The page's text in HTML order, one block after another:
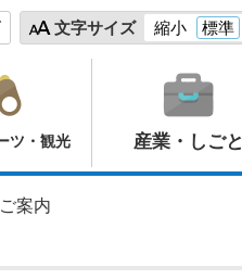
文字サイズ 縮小 標準
ツ・観光 産業・しごと
案内